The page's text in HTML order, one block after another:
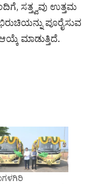
ಸತ್ತ್ವವು ಉತ್ತಮ
ಪೂರೈಸುವ
ಮಾಡುತ್ತಿದೆ.